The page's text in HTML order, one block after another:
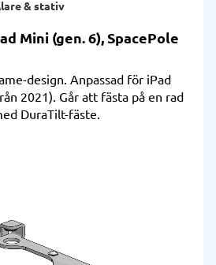
& stativ
Mini (gen. 6), SpacePole
design. Anpassad för iPad
2021). Går att fästa på en rad
DuraTilt-fäste.